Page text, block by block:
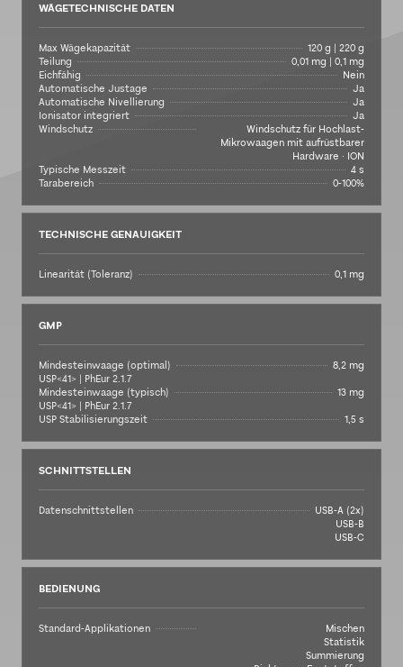
WÄGETECHNISCHE DATEN
Max Wägekapazität
120 g | 220 g
Teilung
0,01 mg | 0,1 mg
Eichfähig
Nein
Automatische Justage
Ja
Automatische Nivellierung
Ja
Ionisator integriert
Ja
Windschutz
Windschutz für Hochlast-
Mikrowaagen mit aufrüstbarer
Hardware · ION
Typische Messzeit
4 s
Tarabereich
0-100%
TECHNISCHE GENAUIGKEIT
Linearität (Toleranz) 0,1 mg
GMP
Mindesteinwaage (optimal)
USP<41> | PhEur 2.1.7
8,2 mg
Mindesteinwaage (typisch)
USP<41> | PhEur 2.1.7
13 mg
USP Stabilisierungszeit
1,5 s
SCHNITTSTELLEN
Datenschnittstellen
USB-A (2x)
USB-B
USB-C
BEDIENUNG
Standard-Applikationen
Mischen
Statistik
Summierung